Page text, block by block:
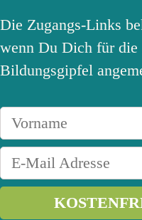
Die Zugangs-Links
wenn Du Dich für die
Bildungsgipfel